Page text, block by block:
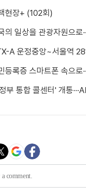
현장+ (102회)
일상을 관광자원으로
A 운정중앙~서울역 28
등록증 스마트폰 속으로
부 통합 콜센터' 개통